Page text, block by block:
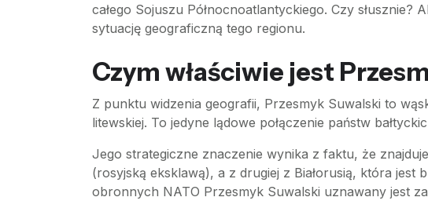
całego Sojuszu Północnoatlantyckiego. Czy
sytuację geograficzną tego regionu.
Czym właściwie jest
Z punktu widzenia geografii, Przesmyk Suwalski to
litewskiej. To jedyne lądowe połączenie państw
Jego strategiczne znaczenie wynika z faktu, że
(rosyjską eksklawą), a z drugiej z Białorusią, która jest
obronnych NATO Przesmyk Suwalski uznawany jest